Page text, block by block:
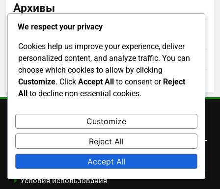
Архивы
November 2025
October 2025
Быстрые ссылки
Условия использования
We respect your privacy
Cookies help us improve your experience, deliver
personalized content, and analyze traffic. You can
choose which cookies to allow by clicking
Customize. Click Accept All to consent or Reject
All to decline non-essential cookies.
Customize
Reject All
Accept All